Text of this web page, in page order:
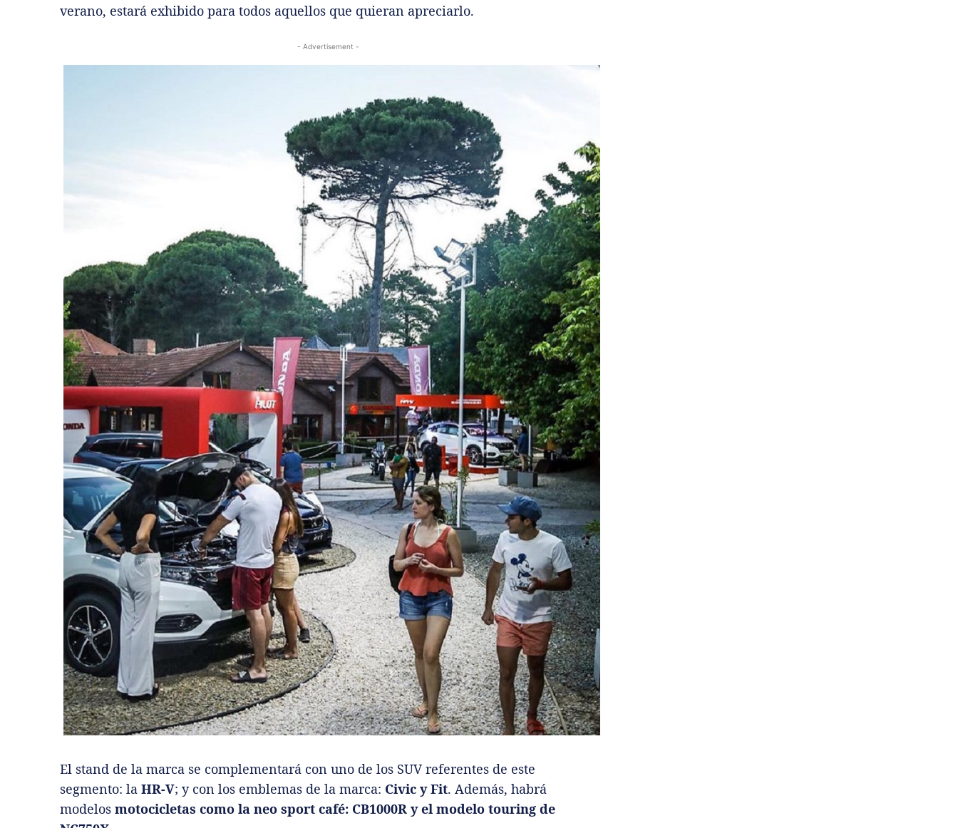
verano, estará exhibido para todos aquellos que quieran apreciarlo.
- Advertisement -
El stand de la marca se complementará con uno de los SUV referentes de este
segmento: la HR-V; y con los emblemas de la marca: Civic y Fit. Además, habrá
modelos motocicletas como la neo sport café: CB1000R y el modelo touring de